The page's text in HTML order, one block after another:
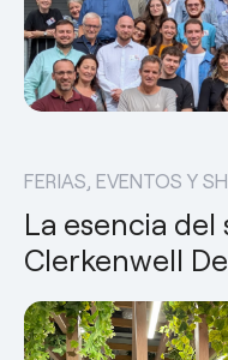
Responsabilidad social
Nuestros Showrooms
esPattio
esPattio
EN ES FR DE
FERIAS, EVENTOS Y
La esencia
Clerkenwell